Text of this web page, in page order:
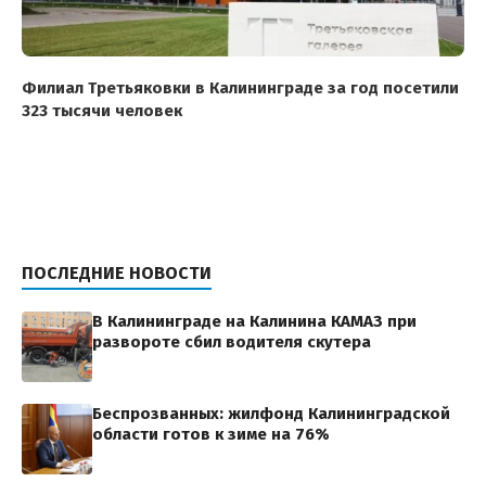
Филиал Третьяковки в Калининграде за год посетили
323 тысячи человек
ПОСЛЕДНИЕ НОВОСТИ
В Калининграде на Калинина КАМАЗ при
развороте сбил водителя скутера
Беспрозванных: жилфонд Калининградской
области готов к зиме на 76%